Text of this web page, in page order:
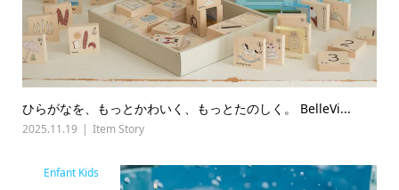
ひらがなを、もっとかわいく、もっとたのしく。 BelleVi...
2025.11.19 Item Story
Enfant Kids